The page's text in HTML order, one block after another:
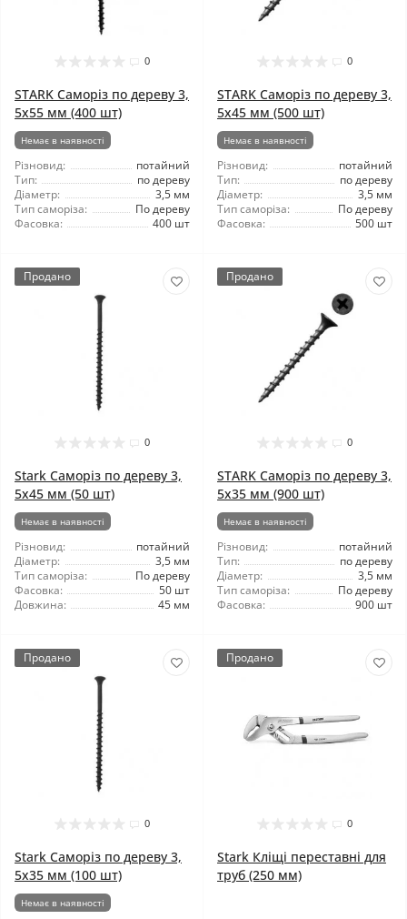
0
STARK Саморіз по дереву 3,
5x55 мм (400 шт)
Немає в наявності
Різновид:
потайний
Тип:
по дереву
Діаметр:
3,5 мм
Тип саморіза:
По дереву
Фасовка:
400 шт
0
STARK Саморіз по дереву 3,
5x45 мм (500 шт)
Немає в наявності
Різновид:
потайний
Тип:
по дереву
Діаметр:
3,5 мм
Тип саморіза:
По дереву
Фасовка:
500 шт
Продано
0
Stark Саморіз по дереву 3,
5x45 мм (50 шт)
Немає в наявності
Різновид:
потайний
Діаметр:
3,5 мм
Тип саморіза:
По дереву
Фасовка:
50 шт
Довжина:
45 мм
Продано
0
STARK Саморіз по дереву 3,
5x35 мм (900 шт)
Немає в наявності
Різновид:
потайний
Тип:
по дереву
Діаметр:
3,5 мм
Тип саморіза:
По дереву
Фасовка:
900 шт
Продано
0
Stark Саморіз по дереву 3,
5x35 мм (100 шт)
Немає в наявності
Продано
0
Stark Кліщі переставні для
труб (250 мм)